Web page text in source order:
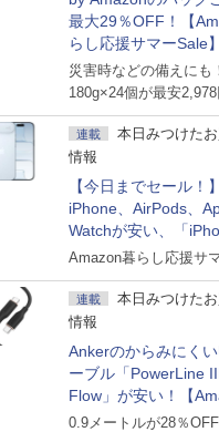
最大29％OFF！【
らし応援サマーSale】
災害時などの備えにも
180g×24個が最安2,978
連載
本日みつけた
情報
【今日までセール！】
iPhone、AirPods、
Watchが安い、「
Air」256GB版が
Amazon暮らし応援サ
連載
本日みつけた
情報
Ankerのからみにく
ーブル「PowerLine
Flow」が安い！【
らし応援サマーSale
0.9メートルが28％